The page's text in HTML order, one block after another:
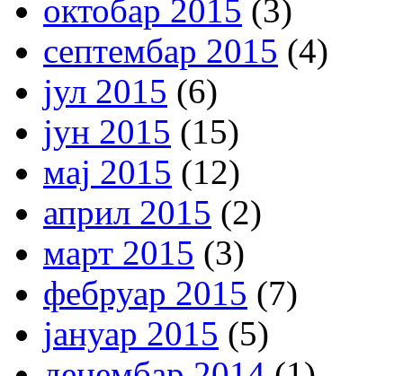
октобар 2015 (3)
септембар 2015 (4)
јул 2015 (6)
јун 2015 (15)
мај 2015 (12)
април 2015 (2)
март 2015 (3)
фебруар 2015 (7)
јануар 2015 (5)